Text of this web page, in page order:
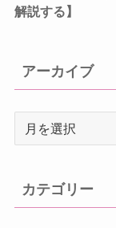
解説する】
アーカイブ
ブ
カテゴリー